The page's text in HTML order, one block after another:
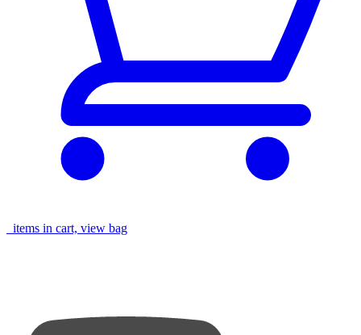
items in cart, view bag